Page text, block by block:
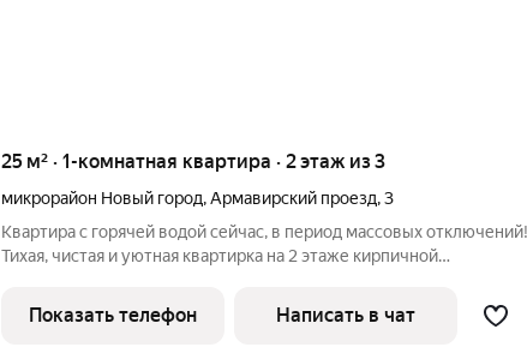
25 м² · 1-комнатная квартира · 2 этаж из 3
микрорайон Новый город,Армавирский проезд,3
Квартира с горячей водой сейчас, в период массовых отключений!
Тихая, чистая и уютная квартирка на 2 этаже кирпичной
Пятерочка, мини-рынок, вкусная шаурма, "Хлебница", кулинария с
готовой едой,
Показать телефон Написать в чат